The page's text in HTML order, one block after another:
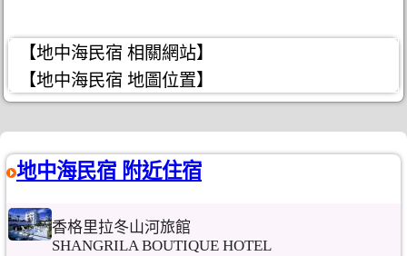
【地中海民宿 相關網站】
【地中海民宿 地圖位置】
地中海民宿 附近住宿
香格里拉冬山河旅館
SHANGRILA BOUTIQUE HOTEL